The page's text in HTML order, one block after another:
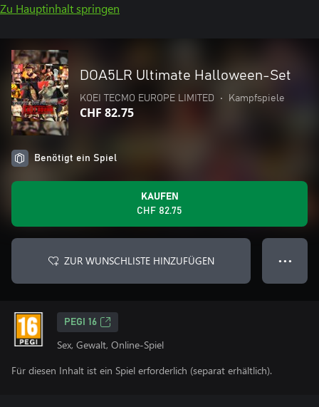
Zu Hauptinhalt springen
DOA5LR Ultimate Halloween-Set
KOEI TECMO EUROPE LIMITED • Kampfspiele
CHF 82.75
Benötigt ein Spiel
KAUFEN
CHF 82.75
ZUR WUNSCHLISTE HINZUFÜGEN ● ● ●
PEGI 16
Sex, Gewalt, Online-Spiel
Für diesen Inhalt ist ein Spiel erforderlich (separat erhältlich).